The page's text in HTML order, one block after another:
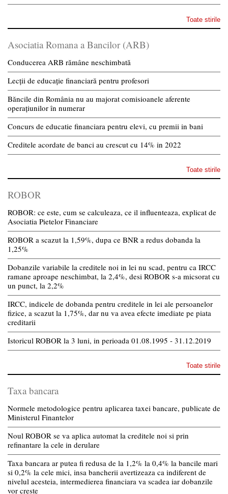
Toate stirile
Asociatia Romana a Bancilor (ARB)
Conducerea ARB rămâne neschimbată
Lecții de educație financiară pentru profesori
Băncile din România nu au majorat comisioanele aferente
operațiunilor în numerar
Concurs de educatie financiara pentru elevi, cu premii in bani
Creditele acordate de banci au crescut cu 14% in 2022
Toate stirile
ROBOR
ROBOR: ce este, cum se calculeaza, ce il influenteaza, explicat de
Asociatia Pietelor Financiare
ROBOR a scazut la 1,59%, dupa ce BNR a redus dobanda la
1,25%
Dobanzile variabile la creditele noi in lei nu scad, pentru ca IRCC
ramane aproape neschimbat, la 2,4%, desi ROBOR s-a micsorat cu
un punct, la 2,2%
IRCC, indicele de dobanda pentru creditele in lei ale persoanelor
fizice, a scazut la 1,75%, dar nu va avea efecte imediate pe piata
creditarii
Istoricul ROBOR la 3 luni, in perioada 01.08.1995 - 31.12.2019
Toate stirile
Taxa bancara
Normele metodologice pentru aplicarea taxei bancare, publicate de
Ministerul Finantelor
Noul ROBOR se va aplica automat la creditele noi si prin
refinantare la cele in derulare
Taxa bancara ar putea fi redusa de la 1,2% la 0,4% la bancile mari
si 0,2% la cele mici, insa bancherii avertizeaza ca indiferent de
nivelul acesteia, intermedierea financiara va scadea iar dobanzile
vor creste